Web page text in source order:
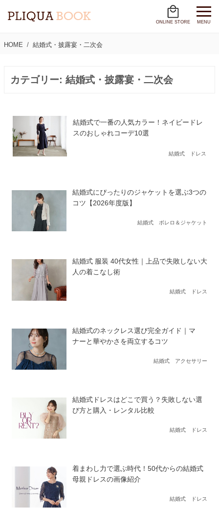
ONLINE STORE MENU
HOME 結婚式・披露宴・二次会
カテゴリー: 結婚式・披露宴・二次会
結婚式で一番の人気カラー！ネイビードレ
スのおしゃれコーデ10選
結婚式 ドレス
結婚式にぴったりのジャケットを選ぶ3つの
コツ【2026年度版】
結婚式 ボレロ＆ジャケット
結婚式 服装 40代女性｜上品で失敗しない大
人の着こなし術
結婚式 ドレス
結婚式のネックレス選び完全ガイド｜マ
ナーと華やかさを両立するコツ
結婚式 アクセサリー
結婚式ドレスはどこで買う？失敗しない選
び方と購入・レンタル比較
結婚式 ドレス
着まわし力で選ぶ時代！50代からの結婚式
母親ドレスの画像紹介
結婚式 ドレス